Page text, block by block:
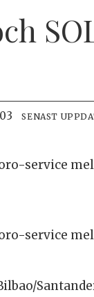
SENAST
service
service